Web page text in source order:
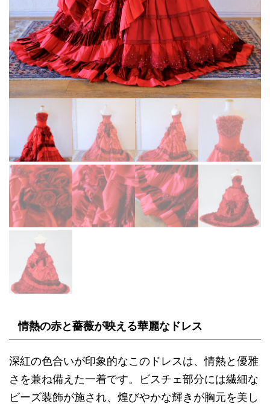
情熱の赤と薔薇が映える華麗なドレス
深紅の色合いが印象的なこのドレスは、情熱と優雅
さを兼ね備えた一着です。ビスチェ部分には繊細な
ビーズ装飾が施され、煌びやかな輝きが胸元を美し